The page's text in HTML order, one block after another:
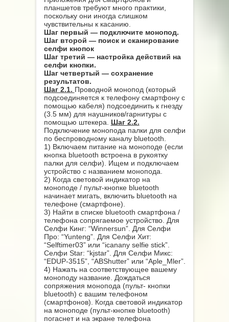
планшетов требуют много практики,
поскольку они иногда слишком
чувствительны к касанию.
Шаг первый ― подключите монопод.
Шаг второй ― поиск и сканирование
селфи кнопок
Шаг третий ― настройка действий на
селфи кнопки.
Шаг четвертый ― сохранение
результатов.
Шаг 2.1. Проводной монопод (который
подсоединяется к телефону смартфону с
помощью кабеля) подсоединить к гнезду
(3.5 мм) для наушников/гарнитуры с
помощью штекера. Шаг 2.2.
Подключение монопода палки для селфи
по беспроводному каналу bluetooth.
1) Включаем питание на моноподе (если
кнопка bluetooth встроена в рукоятку
палки для селфи). Ищем и подключаем
устройство с названием монопода.
2) Когда световой индикатор на
моноподе / пульт-кнопке bluetooth
начинает мигать, включить bluetooth на
телефоне (смартфоне).
3) Найти в списке bluetooth смартфона /
телефона сопрягаемое устройство. Для
Селфи Кинг: “Winnersun”. Для Селфи
Про: “Yunteng”. Для Селфи Хит:
“Selftimer03” или “icanany selfie stick”.
Селфи Star: “kjstar”. Для Селфи Микс:
“EDUP-3515”, “ABShutter” или “Aple_Mler”.
4) Нажать на соответствующее вашему
моноподу название. Дождаться
сопряжения монопода (пульт- кнопки
bluetooth) с вашим телефоном
(смартфонов). Когда световой индикатор
на моноподе (пульт-кнопке bluetooth)
погаснет и на экране телефона